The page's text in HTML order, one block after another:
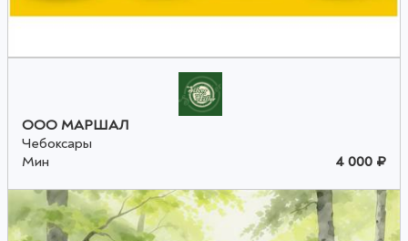
ООО МАРШАЛ
Чебоксары
Мин
4 000 ₽